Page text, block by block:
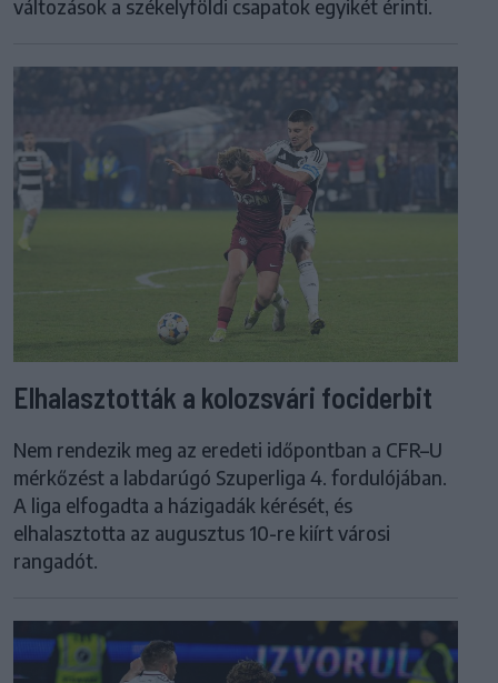
változások a székelyföldi csapatok egyikét érinti.
Elhalasztották a kolozsvári fociderbit
Nem rendezik meg az eredeti időpontban a CFR–U
mérkőzést a labdarúgó Szuperliga 4. fordulójában.
A liga elfogadta a házigadák kérését, és
elhalasztotta az augusztus 10-re kiírt városi
rangadót.